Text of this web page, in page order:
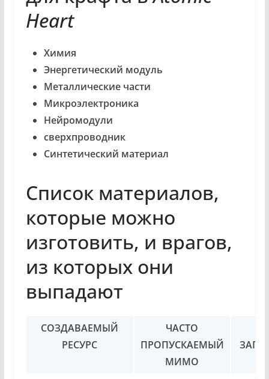
Heart
Химия
Энергетический модуль
Металлические части
Микроэлектроника
Нейромодули
сверхпроводник
Синтетический материал
Список материалов,
которые можно
изготовить, и врагов,
из которых они
выпадают
СОЗДАВАЕМЫЙ
РЕСУРС
ЧАСТО
ПРОПУСКАЕМЫЙ
МИМО